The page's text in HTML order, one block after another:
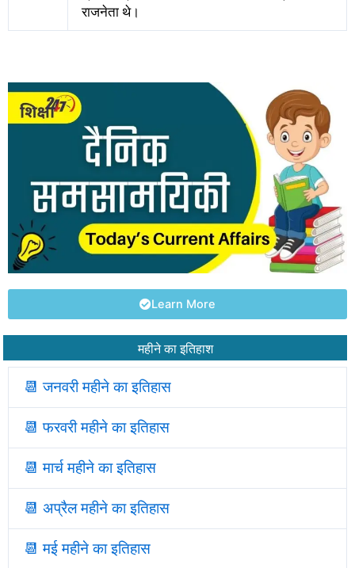
राजनेता थे।
Learn More
महीने का इतिहाश
📆 जनवरी महीने का इतिहास
📆 फरवरी महीने का इतिहास
📆 मार्च महीने का इतिहास
📆 अप्रैल महीने का इतिहास
📆 मई महीने का इतिहास